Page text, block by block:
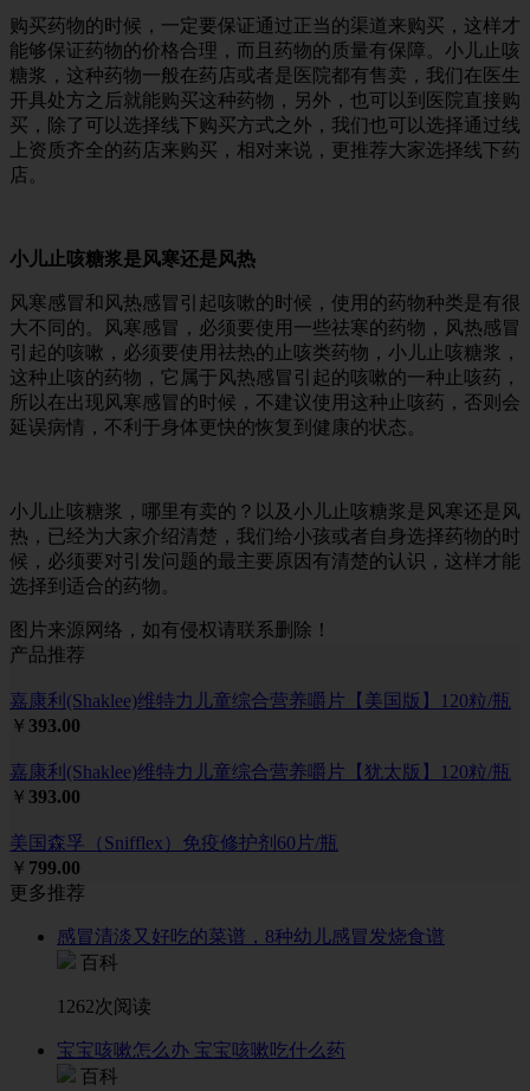
购买药物的时候，一定要保证通过正当的渠道来购买，这样才
能够保证药物的价格合理，而且药物的质量有保障。小儿止咳
糖浆，这种药物一般在药店或者是医院都有售卖，我们在医生
开具处方之后就能购买这种药物，另外，也可以到医院直接购
买，除了可以选择线下购买方式之外，我们也可以选择通过线
上资质齐全的药店来购买，相对来说，更推荐大家选择线下药
店。
小儿止咳糖浆是风寒还是风热
风寒感冒和风热感冒引起咳嗽的时候，使用的药物种类是有很
大不同的。风寒感冒，必须要使用一些祛寒的药物，风热感冒
引起的咳嗽，必须要使用祛热的止咳类药物，小儿止咳糖浆，
这种止咳的药物，它属于风热感冒引起的咳嗽的一种止咳药，
所以在出现风寒感冒的时候，不建议使用这种止咳药，否则会
延误病情，不利于身体更快的恢复到健康的状态。
小儿止咳糖浆，哪里有卖的？以及小儿止咳糖浆是风寒还是风
热，已经为大家介绍清楚，我们给小孩或者自身选择药物的时
候，必须要对引发问题的最主要原因有清楚的认识，这样才能
选择到适合的药物。
图片来源网络，如有侵权请联系删除！
产品推荐
嘉康利(Shaklee)维特力儿童综合营养嚼片【美国版】120粒/瓶
￥ 393.00
嘉康利(Shaklee)维特力儿童综合营养嚼片【犹太版】120粒/瓶
￥ 393.00
美国森孚（Snifflex）免疫修护剂60片/瓶
￥ 799.00
更多推荐
感冒清淡又好吃的菜谱，8种幼儿感冒发烧食谱
百科
1262次阅读
宝宝咳嗽怎么办 宝宝咳嗽吃什么药
百科